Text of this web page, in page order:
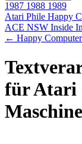
1987 1988 1989
Atari Phile Happy
ACE NSW Inside
← Happy
für Atari
Maschine